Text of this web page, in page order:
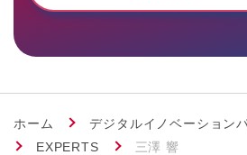
ホーム
デジタルイノベーション
EXPERTS
三澤 響